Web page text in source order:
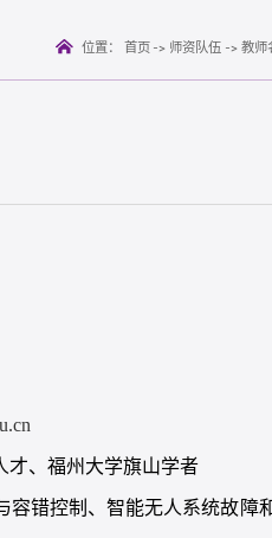
位置： 首页 -> 师资队伍 -> 教师
才、福州大学旗山学者
容错控制、智能无人系统故障